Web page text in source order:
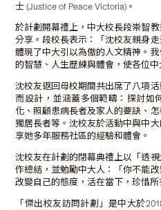
士 (Justice of Peace Victoria)。
於計劃開幕禮上，中大校長段崇智
分享。段校長表示：「沈校友親身
體現了中大引以為傲的人文精神。
的智慧、人生歷練與體會，使各位中
沈校友返回母校期間共出席了八項
而設計，並涵蓋多個範疇：探討如
化、照顧患病長者及家人的要訣、
獨居長者等。沈校友於活動中與中
享她多年服務社區的經驗和體會。
沈校友在計劃的閉幕典禮上以「透
作總結，並勉勵中大人：「你不能
改變自己的態度，活在當下，珍惜所
「傑出校友訪問計劃」是中大於